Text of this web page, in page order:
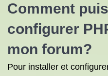
Comment
configurer
mon forum?
Pour installer et